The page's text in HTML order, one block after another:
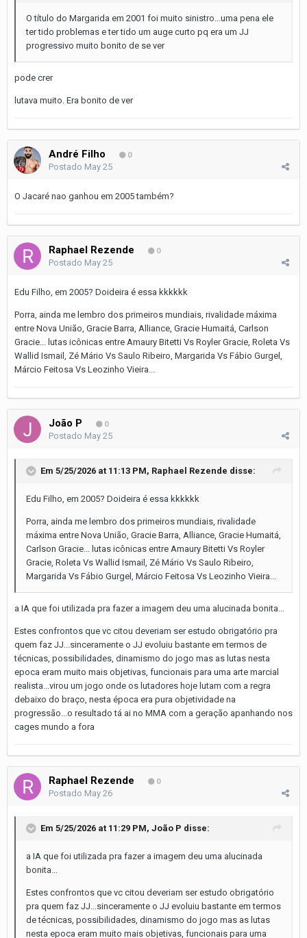
O título do Margarida em 2001 foi muito sinistro...uma pena ele
ter tido problemas e ter tido um auge curto pq era um JJ
progressivo muito bonito de se ver
pode crer
lutava muito. Era bonito de ver
André Filho 0
Postado May 25
O Jacaré nao ganhou em 2005 também?
Raphael Rezende 0
Postado May 25
Edu Filho, em 2005? Doideira é essa kkkkkk
Porra, ainda me lembro dos primeiros mundiais, rivalidade máxima
entre Nova União, Gracie Barra, Alliance, Gracie Humaitá, Carlson
Gracie... lutas icônicas entre Amaury Bitetti Vs Royler Gracie, Roleta Vs
Wallid Ismail, Zé Mário Vs Saulo Ribeiro, Margarida Vs Fábio Gurgel,
Márcio Feitosa Vs Leozinho Vieira...
João P 0
Postado May 25
Em 5/25/2026 at 11:13 PM, Raphael Rezende disse:
Edu Filho, em 2005? Doideira é essa kkkkkk
Porra, ainda me lembro dos primeiros mundiais, rivalidade
máxima entre Nova União, Gracie Barra, Alliance, Gracie Humaitá,
Carlson Gracie... lutas icônicas entre Amaury Bitetti Vs Royler
Gracie, Roleta Vs Wallid Ismail, Zé Mário Vs Saulo Ribeiro,
Margarida Vs Fábio Gurgel, Márcio Feitosa Vs Leozinho Vieira...
a IA que foi utilizada pra fazer a imagem deu uma alucinada bonita...
Estes confrontos que vc citou deveriam ser estudo obrigatório pra
quem faz JJ...sinceramente o JJ evoluiu bastante em termos de
técnicas, possibilidades, dinamismo do jogo mas as lutas nesta
epoca eram muito mais objetivas, funcionais para uma arte marcial
realista...virou um jogo onde os lutadores hoje lutam com a regra
debaixo do braço, nesta época era pura objetividade na
progressão...o resultado tá ai no MMA com a geração apanhando nos
cages mundo a fora
Raphael Rezende 0
Postado May 26
Em 5/25/2026 at 11:29 PM, João P disse:
a IA que foi utilizada pra fazer a imagem deu uma alucinada
bonita...
Estes confrontos que vc citou deveriam ser estudo obrigatório
pra quem faz JJ...sinceramente o JJ evoluiu bastante em termos
de técnicas, possibilidades, dinamismo do jogo mas as lutas
nesta epoca eram muito mais objetivas, funcionais para uma